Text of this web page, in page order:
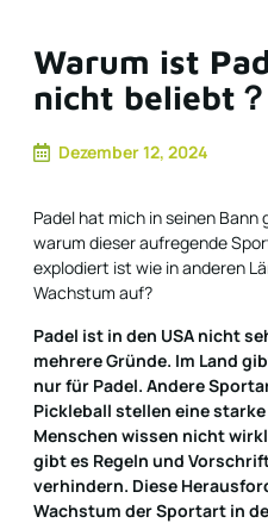
Warum ist
nicht beliebt？
Dezember 12, 2024
Padel hat mich in seinen
warum dieser aufregende
explodiert ist wie in anderen
Wachstum auf?
Padel ist in den USA nicht
mehrere Gründe. Im Land
nur für Padel. Andere
Pickleball stellen eine
Menschen wissen nicht
gibt es Regeln und
verhindern. Diese
Wachstum der Sportart in